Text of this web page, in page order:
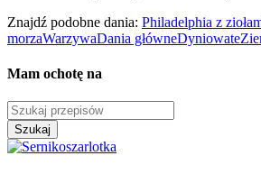
Znajdź podobne dania: Philadelphia z
morzaWarzywaDania główneDyniowate
Mam ochotę na
Szukaj